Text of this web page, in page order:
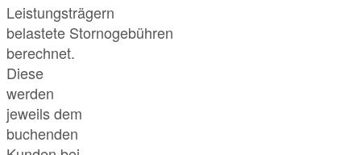
Leistungsträgern
belastete Stornogebühren
berechnet.
Diese
werden
jeweils dem
buchenden